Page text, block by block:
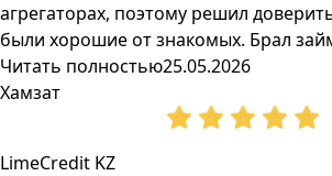
агрегаторах, поэтому решил
были хорошие от знакомых. Брал
Читать полностью25.05.2026
Хамзат
LimeCredit KZ